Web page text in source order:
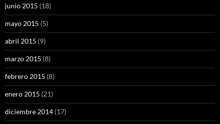
junio 2015 (18)
mayo 2015 (5)
abril 2015 (9)
marzo 2015 (8)
febrero 2015 (8)
enero 2015 (21)
diciembre 2014 (17)